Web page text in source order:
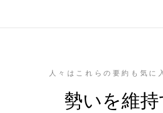
人々はこれらの要約も気に
勢いを維持